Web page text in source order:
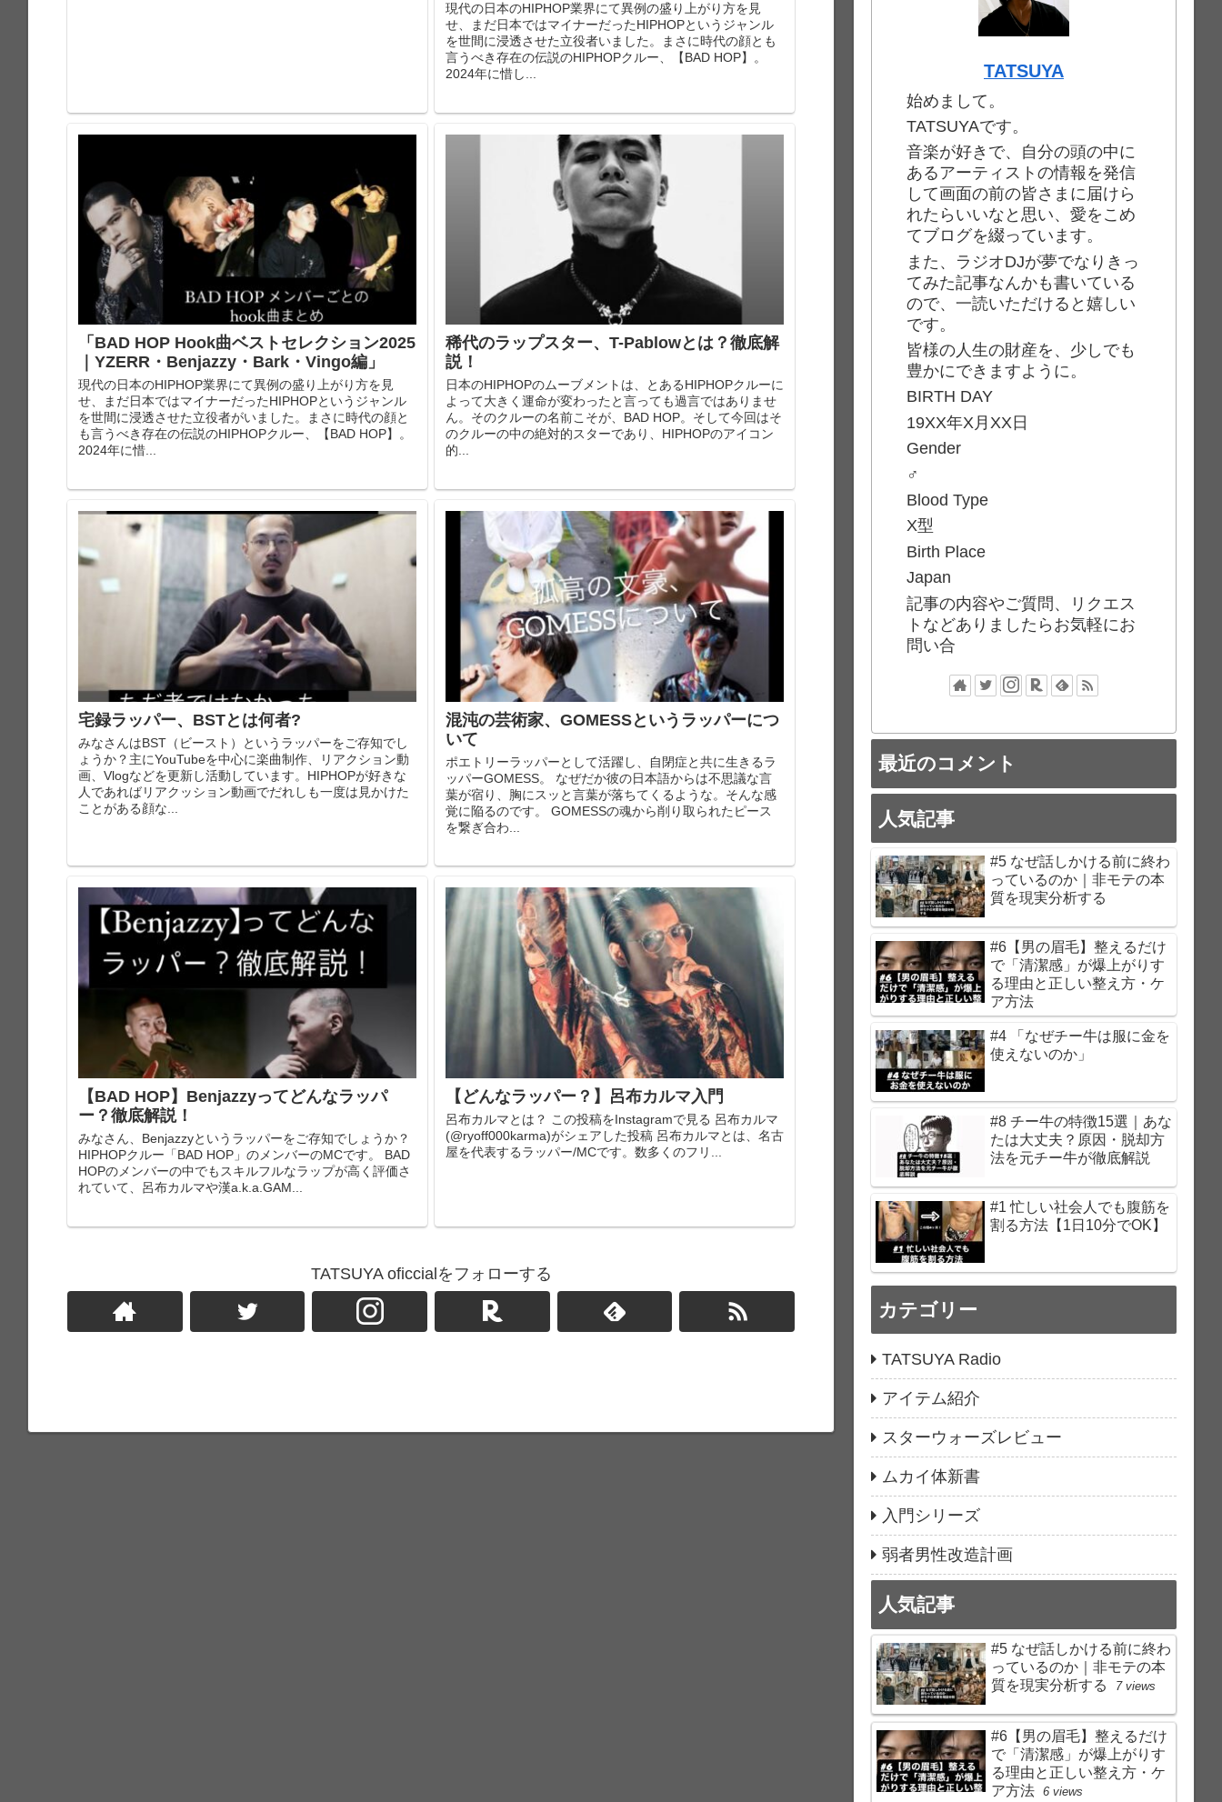
現代の日本のHIPHOP業界にて異例の盛り上がり方を見
せ、まだ日本ではマイナーだったHIPHOPというジャンル
を世間に浸透させた立役者いました。まさに時代の顔とも
言うべき存在の伝説のHIPHOPクルー、【BAD HOP】。
2024年に惜し...
「BAD HOP Hook曲ベストセレクション2025
｜YZERR・Benjazzy・Bark・Vingo編」
現代の日本のHIPHOP業界にて異例の盛り上がり方を見
せ、まだ日本ではマイナーだったHIPHOPというジャンル
を世間に浸透させた立役者がいました。まさに時代の顔と
も言うべき存在の伝説のHIPHOPクルー、【BAD HOP】。
2024年に惜...
稀代のラップスター、T-Pablowとは？徹底解
説！
日本のHIPHOPのムーブメントは、とあるHIPHOPクルーに
よって大きく運命が変わったと言っても過言ではありませ
ん。そのクルーの名前こそが、BAD HOP。そして今回はそ
のクルーの中の絶対的スターであり、HIPHOPのアイコン
的...
宅録ラッパー、BSTとは何者?
みなさんはBST（ビースト）というラッパーをご存知でし
ょうか？主にYouTubeを中心に楽曲制作、リアクション動
画、Vlogなどを更新し活動しています。HIPHOPが好きな
人であればリアクッション動画でだれしも一度は見かけた
ことがある顔な...
混沌の芸術家、GOMESSというラッパーにつ
いて
ポエトリーラッパーとして活躍し、自閉症と共に生きるラ
ッパーGOMESS。 なぜだか彼の日本語からは不思議な言
葉が宿り、胸にスッと言葉が落ちてくるような。そんな感
覚に陥るのです。 GOMESSの魂から削り取られたピース
を繋ぎ合わ...
【BAD HOP】Benjazzyってどんなラッパ
ー？徹底解説！
みなさん、Benjazzyというラッパーをご存知でしょうか？
HIPHOPクルー「BAD HOP」のメンバーのMCです。 BAD
HOPのメンバーの中でもスキルフルなラップが高く評価さ
れていて、呂布カルマや漢a.k.a.GAM...
【どんなラッパー？】呂布カルマ入門
呂布カルマとは？ この投稿をInstagramで見る 呂布カルマ
(@ryoff000karma)がシェアした投稿 呂布カルマとは、名古
屋を代表するラッパー/MCです。数多くのフリ...
TATSUYA oficcialをフォローする
TATSUYA
始めまして。
TATSUYAです。
音楽が好きで、自分の頭の中に
あるアーティストの情報を発信
して画面の前の皆さまに届けら
れたらいいなと思い、愛をこめ
てブログを綴っています。
また、ラジオDJが夢でなりきっ
てみた記事なんかも書いている
ので、一読いただけると嬉しい
です。
皆様の人生の財産を、少しでも
豊かにできますように。
BIRTH DAY
19XX年X月XX日
Gender
♂
Blood Type
X型
Birth Place
Japan
記事の内容やご質問、リクエス
トなどありましたらお気軽にお
問い合
最近のコメント
人気記事
#5 なぜ話しかける前に終わ
っているのか｜非モテの本
質を現実分析する
#6【男の眉毛】整えるだけ
で「清潔感」が爆上がりす
る理由と正しい整え方・ケ
ア方法
#4 「なぜチー牛は服に金を
使えないのか」
#8 チー牛の特徴15選｜あな
たは大丈夫？原因・脱却方
法を元チー牛が徹底解説
#1 忙しい社会人でも腹筋を
割る方法【1日10分でOK】
カテゴリー
TATSUYA Radio
アイテム紹介
スターウォーズレビュー
ムカイ体新書
入門シリーズ
弱者男性改造計画
人気記事
#5 なぜ話しかける前に終わ
っているのか｜非モテの本
質を現実分析する
7 views
#6【男の眉毛】整えるだけ
で「清潔感」が爆上がりす
る理由と正しい整え方・ケ
ア方法 6 views